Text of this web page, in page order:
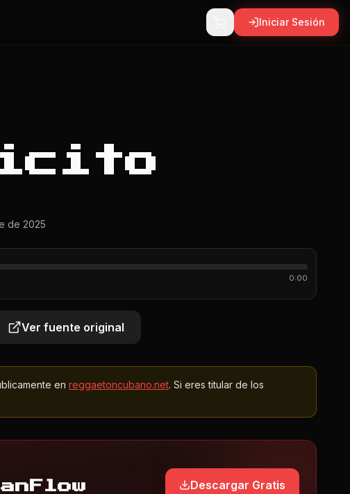
Iniciar Sesión
de 2025
0:00
Ver fuente original
en reggaetoncubano.net. Si eres titular de los
Descargar Gratis